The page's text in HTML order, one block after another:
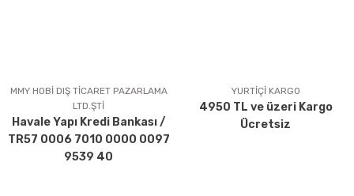
Ürün açıklamasında eksik bilgiler bulunuyor.
Ürün bilgilerinde hatalar bulunuyor.
Ürün fiyatı diğer sitelerden daha pahalı.
Bu ürüne benzer farklı alternatifler olmalı.
MMY HOBİ DIŞ TİCARET PAZARLAMA
LTD.ŞTİ
Havale Yapı Kredi Bankası /
TR57 0006 7010 0000 0097
9539 40
YURTİÇİ KARGO
4950 TL ve üzeri Kargo
Ücretsiz